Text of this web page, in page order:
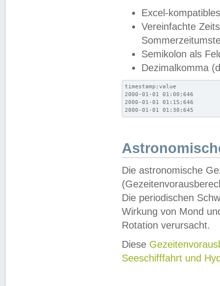
Excel-
Vereinfachte
Semikolon als
Dezimalkomma
timestamp;value
2000-01-01 01:00;646
2000-01-01 01:15;646
2000-01-01 01:30;645
Die astronomische
Die periodischen
Wirkung von Mond
Rotation verursacht.
Diese
Seeschifffahrt und